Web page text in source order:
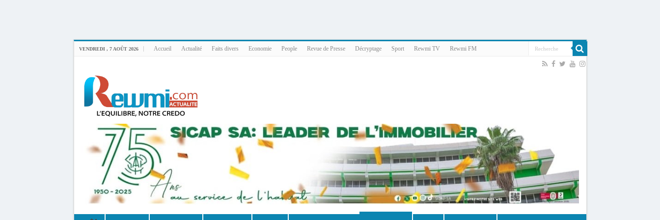
VENDREDI , 7 AOÛT 2026 Accueil Actualité Faits divers Economie People Revue de Presse Décryptage Sport Rewmi TV Rewmi FM